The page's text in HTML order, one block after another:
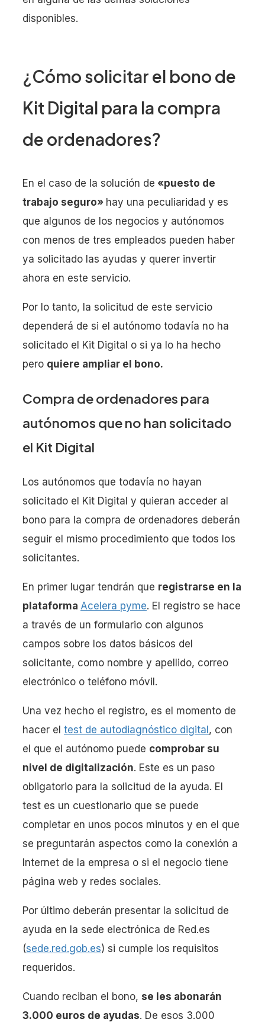
disponibles.
¿Cómo solicitar el bono de
Kit Digital para la compra
de ordenadores?
En el caso de la solución de «puesto de
trabajo seguro» hay una peculiaridad y es
que algunos de los negocios y autónomos
con menos de tres empleados pueden haber
ya solicitado las ayudas y querer invertir
ahora en este servicio.
Por lo tanto, la solicitud de este servicio
dependerá de si el autónomo todavía no ha
solicitado el Kit Digital o si ya lo ha hecho
pero quiere ampliar el bono.
Compra de ordenadores para
autónomos que no han solicitado
el Kit Digital
Los autónomos que todavía no hayan
solicitado el Kit Digital y quieran acceder al
bono para la compra de ordenadores deberán
seguir el mismo procedimiento que todos los
solicitantes.
En primer lugar tendrán que registrarse en la
plataforma Acelera pyme. El registro se hace
a través de un formulario con algunos
campos sobre los datos básicos del
solicitante, como nombre y apellido, correo
electrónico o teléfono móvil.
Una vez hecho el registro, es el momento de
hacer el test de autodiagnóstico digital, con
el que el autónomo puede comprobar su
nivel de digitalización. Este es un paso
obligatorio para la solicitud de la ayuda. El
test es un cuestionario que se puede
completar en unos pocos minutos y en el que
se preguntarán aspectos como la conexión a
Internet de la empresa o si el negocio tiene
página web y redes sociales.
Por último deberán presentar la solicitud de
ayuda en la sede electrónica de Red.es
(sede.red.gob.es) si cumple los requisitos
requeridos.
Cuando reciban el bono, se les abonarán
3.000 euros de ayudas. De esos 3.000